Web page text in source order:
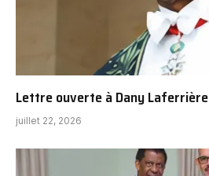
Lettre ouverte à Dany Laferrière
juillet 22, 2026